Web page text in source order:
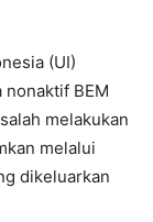
(UI)
nonaktif BEM
melakukan
melalui
dikeluarkan